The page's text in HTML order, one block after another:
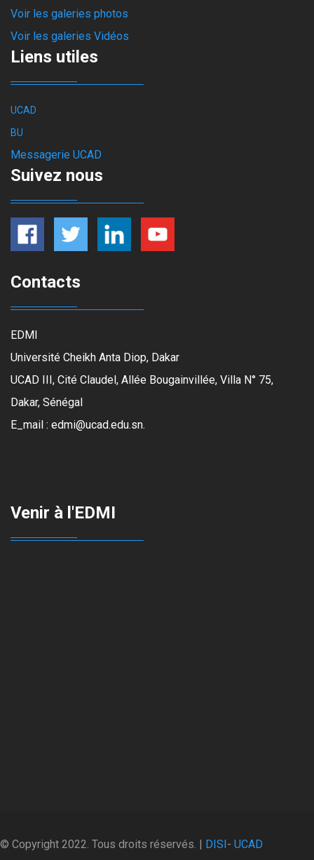
Voir les galeries photos
Voir les galeries Vidéos
Liens utiles
UCAD
BU
Messagerie UCAD
Suivez nous
Contacts
EDMI
Université Cheikh Anta Diop, Dakar
UCAD III, Cité Claudel, Allée Bougainvillée, Villa N° 75,
Dakar, Sénégal
E_mail : edmi@ucad.edu.sn.
Venir à l'EDMI
© Copyright 2022. Tous droits réservés. | DISI- UCAD